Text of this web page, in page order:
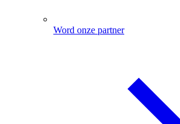
Word onze partner